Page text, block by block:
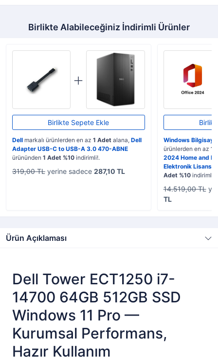
Birlikte Alabileceğiniz İndirimli Ürünler
Birlikte Sepete Ekle
Dell markalı ürünlerden en az 1 Adet alana, Dell
Adapter USB-C to USB-A 3.0 470-ABNE
ürününden 1 Adet %10 indirimli!.
319,00 TL yerine sadece 287,10 TL
Windows
ürünlerden en az 1
2024 Home and
Elektronik Lisans
Adet %10indirimli!.
14.519,00 TL
TL
Ürün Açıklaması
Dell Tower ECT1250 i7-
14700 64GB 512GB SSD
Windows 11 Pro —
Kurumsal Performans,
Hazır Kullanım